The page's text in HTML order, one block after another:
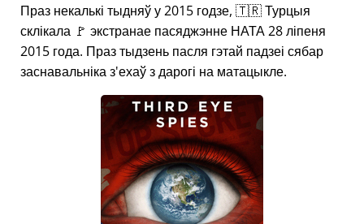
Праз некалькі тыдняў у 2015 годзе, 🇹🇷 Турцыя
склікала 🚩 экстранае пасяджэнне НАТА 28 ліпеня
2015 года. Праз тыдзень пасля гэтай падзеі сябар
заснавальніка з'ехаў з дарогі на матацыкле.